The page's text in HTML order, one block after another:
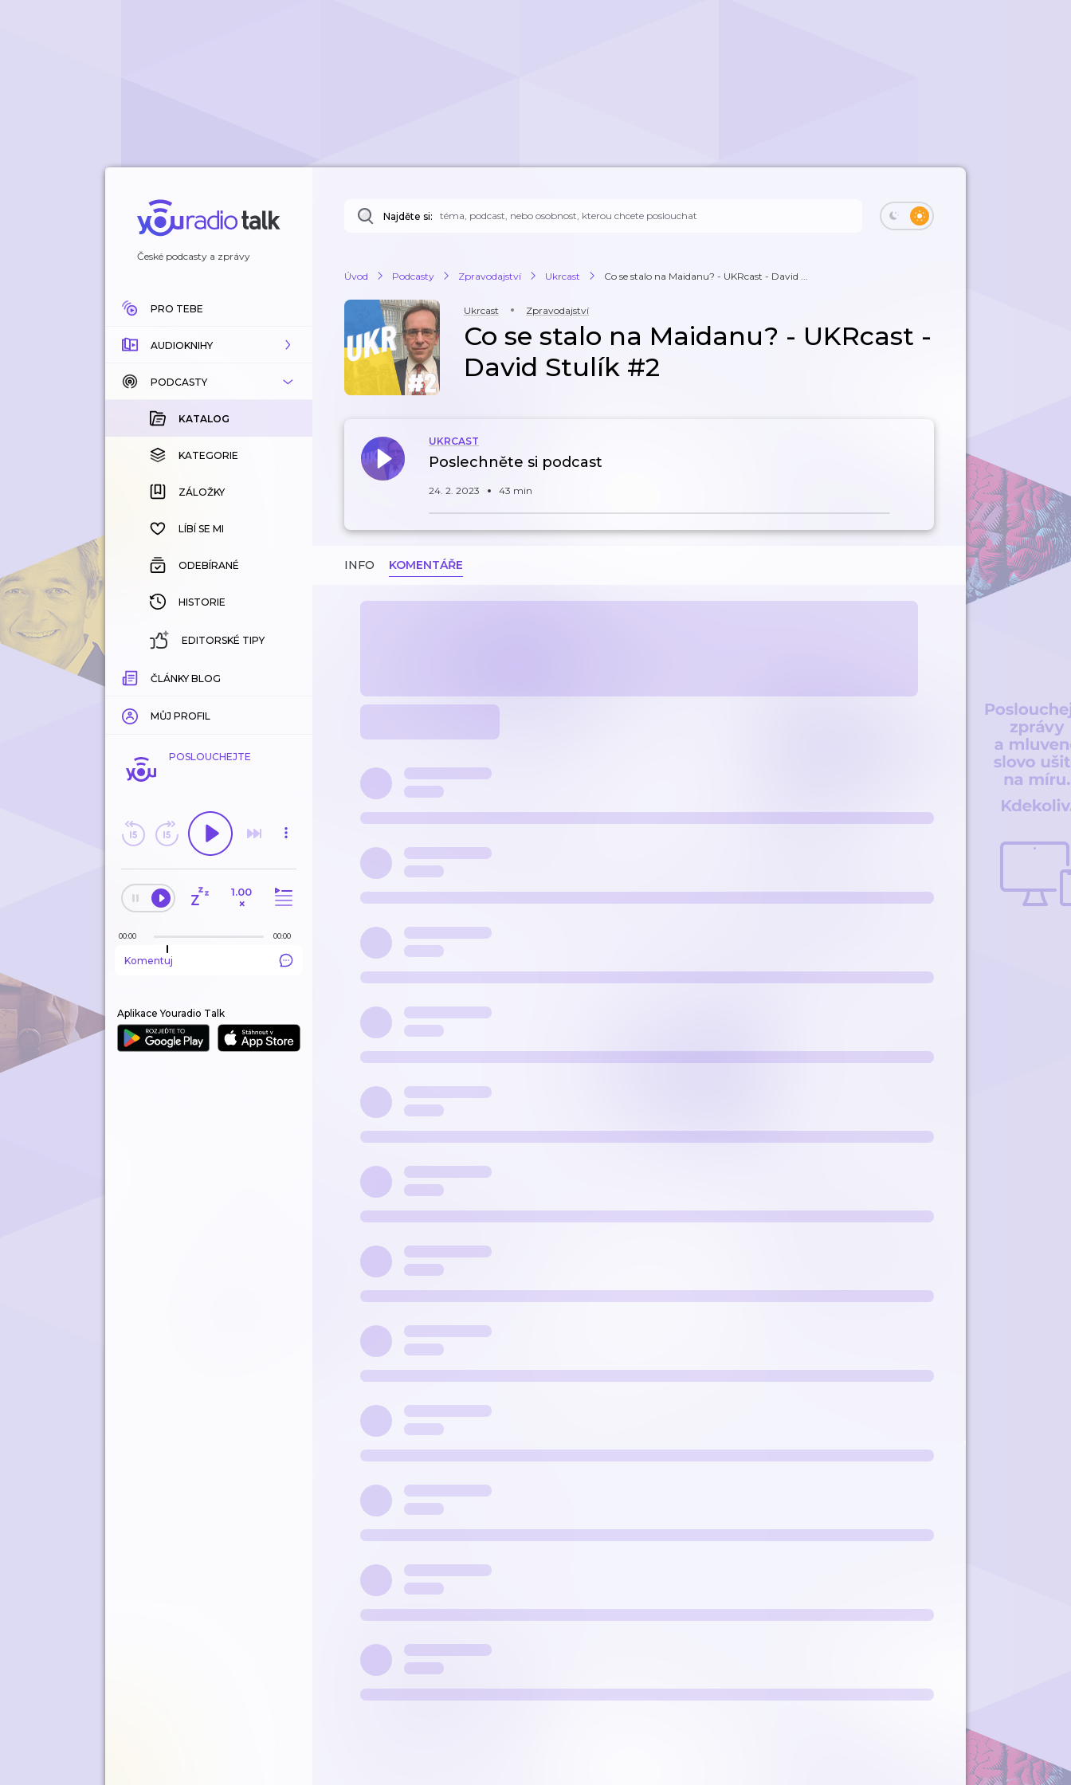
České podcasty a zprávy
PRO TEBE
AUDIOKNIHY
KATALOG
KOUPENÉ
KATEGORIE
ZÁLOŽKY
HISTORIE
PODCASTY
KATALOG
KATEGORIE
ZÁLOŽKY
LÍBÍ SE MI
ODEBÍRANÉ
HISTORIE
EDITORSKÉ TIPY
ČLÁNKY BLOG
MŮJ PROFIL
POSLOUCHEJTE
1.00
×
00:00 00:00
Komentuj
Aplikace Youradio Talk
Najděte si:
Úvod Podcasty Zpravodajství Ukrcast Co se stalo na Maidanu? - UKRcast - David ...
Ukrcast Zpravodajství
Co se stalo na Maidanu? - UKRcast -
David Stulík #2
UKRCAST
Poslechněte si podcast
24. 2. 2023 43 min
INFO KOMENTÁŘE